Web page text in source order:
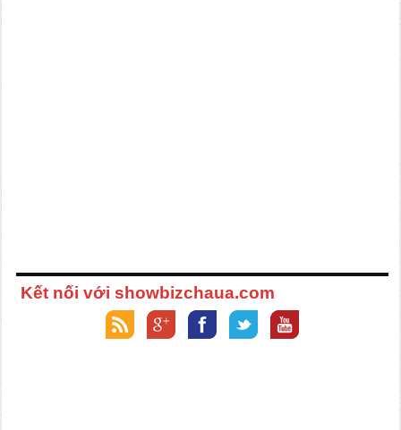
Kết nối với showbizchaua.com